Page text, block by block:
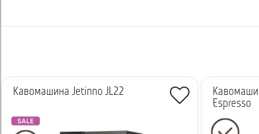
Кавомашина Jetinno JL22
Espresso